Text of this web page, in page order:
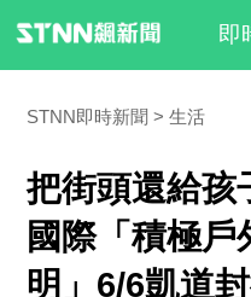
即
STNN即時新聞 生活
把街頭還給孩
國際「積極
明」6/6凱道